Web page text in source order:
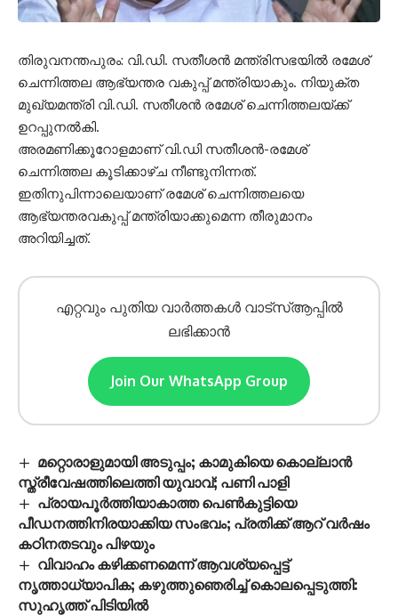
തിരുവനന്തപുരം: വി.ഡി. സതീശൻ മന്ത്രിസഭയിൽ രമേശ്
ചെന്നിത്തല ആഭ്യന്തര വകുപ്പ് മന്ത്രിയാകും. നിയുക്ത
മുഖ്യമന്ത്രി വി.ഡി. സതീശൻ രമേശ് ചെന്നിത്തലയ്ക്ക്
ഉറപ്പുനൽകി.
അരമണിക്കൂറോളമാണ് വി.ഡി സതീശൻ-രമേശ്
ചെന്നിത്തല കൂടിക്കാഴ്ച നീണ്ടുനിന്നത്.
ഇതിനുപിന്നാലെയാണ് രമേശ് ചെന്നിത്തലയെ
ആഭ്യന്തരവകുപ്പ് മന്ത്രിയാക്കുമെന്ന തീരുമാനം
അറിയിച്ചത്.
എറ്റവും പുതിയ വാർത്തകൾ വാട്സ്ആപ്പിൽ
ലഭിക്കാൻ
Join Our WhatsApp Group
മറ്റൊരാളുമായി അടുപ്പം; കാമുകിയെ കൊല്ലാൻ
സ്ത്രീവേഷത്തിലെത്തി യുവാവ്; പണി പാളി
പ്രായപൂര്‍ത്തിയാകാത്ത പെണ്‍കുട്ടിയെ
പീഡനത്തിനിരയാക്കിയ സംഭവം; പ്രതിക്ക് ആറ് വര്‍ഷം
കഠിനതടവും പിഴയും
വിവാഹം കഴിക്കണമെന്ന് ആവശ്യപ്പെട്ട്
നൃത്താധ്യാപിക; കഴുത്തുഞെരിച്ച് കൊലപ്പെടുത്തി:
സുഹൃത്ത് പിടിയിൽ